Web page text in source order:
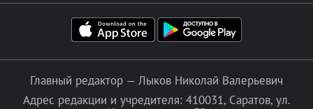
Главный редактор — Лыков Николай Валерьевич
Адрес редакции и учредителя: 410031, Саратов, ул.